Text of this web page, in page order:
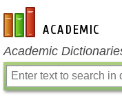
en-academic.com
Academic